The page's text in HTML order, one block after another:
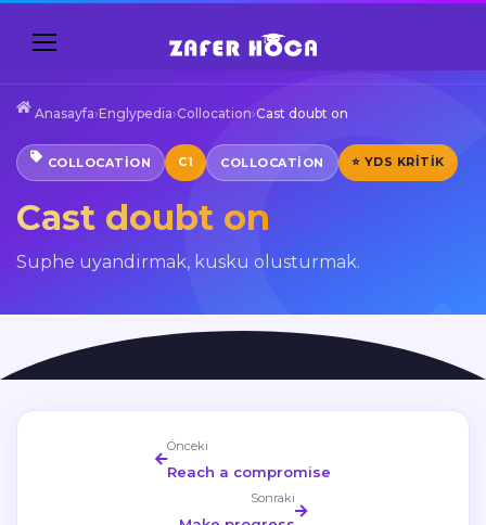
Anasayfa›Englypedia›Collocation›Cast doubt on
COLLOCATION C1 COLLOCATION ⭐ YDS KRITIK
Cast doubt on
Suphe uyandirmak, kusku olusturmak.
Önceki
Reach a compromise
Sonraki